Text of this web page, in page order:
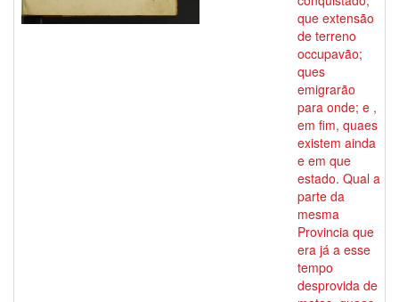
que extensão
de terreno
occupavão;
ques
emigrarão
para onde; e ,
em fim, quaes
existem ainda
e em que
estado. Qual a
parte da
mesma
Provincia que
era já a esse
tempo
desprovida de